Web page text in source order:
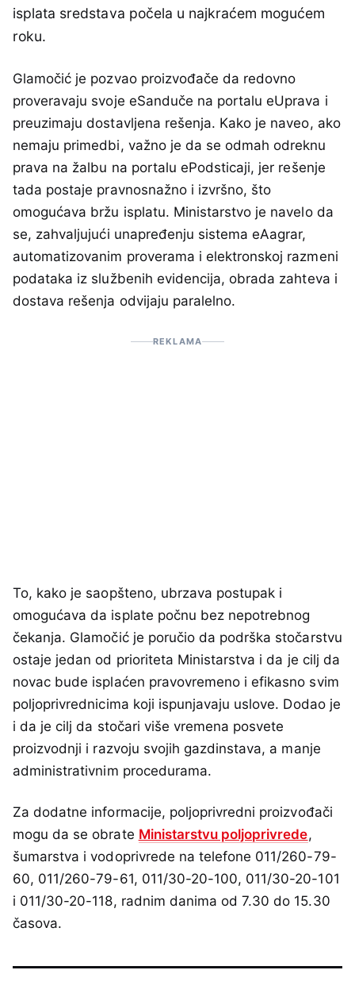
isplata sredstava počela u najkraćem mogućem
roku.
Glamočić je pozvao proizvođače da redovno
proveravaju svoje eSanduče na portalu eUprava i
preuzimaju dostavljena rešenja. Kako je naveo, ako
nemaju primedbi, važno je da se odmah odreknu
prava na žalbu na portalu ePodsticaji, jer rešenje
tada postaje pravnosnažno i izvršno, što
omogućava bržu isplatu. Ministarstvo je navelo da
se, zahvaljujući unapređenju sistema eAagrar,
automatizovanim proverama i elektronskoj razmeni
podataka iz službenih evidencija, obrada zahteva i
dostava rešenja odvijaju paralelno.
REKLAMA
To, kako je saopšteno, ubrzava postupak i
omogućava da isplate počnu bez nepotrebnog
čekanja. Glamočić je poručio da podrška stočarstvu
ostaje jedan od prioriteta Ministarstva i da je cilj da
novac bude isplaćen pravovremeno i efikasno svim
poljoprivrednicima koji ispunjavaju uslove. Dodao je
i da je cilj da stočari više vremena posvete
proizvodnji i razvoju svojih gazdinstava, a manje
administrativnim procedurama.
Za dodatne informacije, poljoprivredni proizvođači
mogu da se obrate Ministarstvu poljoprivrede,
šumarstva i vodoprivrede na telefone 011/260-79-
60, 011/260-79-61, 011/30-20-100, 011/30-20-101
i 011/30-20-118, radnim danima od 7.30 do 15.30
časova.